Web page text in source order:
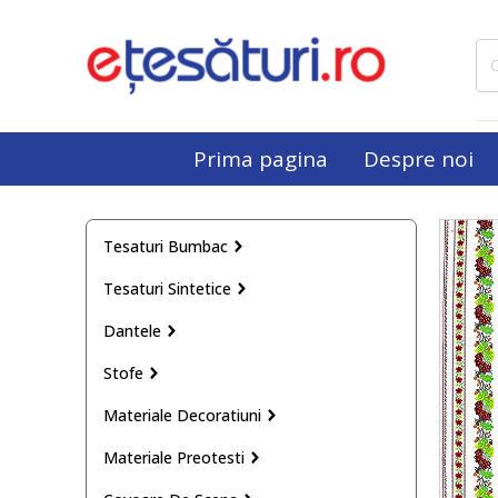
Prima pagina Despre noi
Tesaturi Bumbac
Tesaturi Sintetice
Dantele
Stofe
Materiale Decoratiuni
Materiale Preotesti